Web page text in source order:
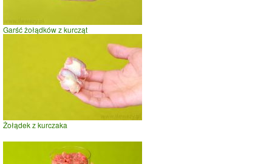
Garść żołądków z kurcząt
Żołądek z kurczaka